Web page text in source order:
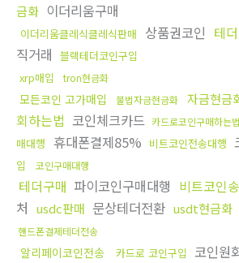
금화 이더리움구매
이더리움클레식클레식판매 상품권코인 테
직거래 블랙테더코인구입
xrp매입
tron현금화
모든코인 고가매입 불법자금현금화 자금현금
회하는법 코인체크카드 카드로코인구매하는법
매대행
휴대폰결제85% 비트코인전송대행
입
코인구매대행
테더구매 파이코인구매대행 비트코인
처 usdc판매 문상테더전환 usdt현금화
핸드폰결제테더전송
알리페이코인전송 카드로 코인구입 코인원